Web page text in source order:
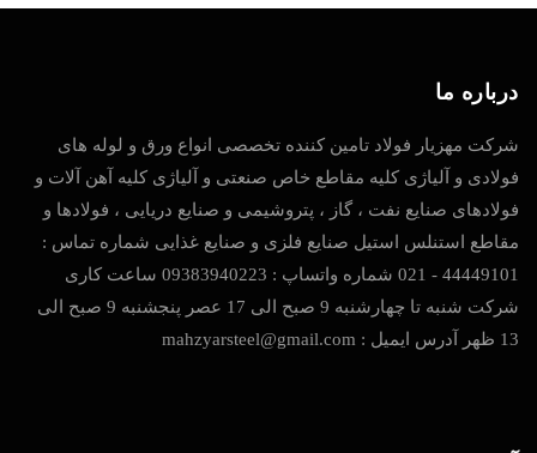
درباره ما
شرکت مهزیار فولاد تامین کننده تخصصی انواع ورق و لوله های
فولادی و آلیاژی کلیه مقاطع خاص صنعتی و آلیاژی کلیه آهن آلات و
فولادهای صنایع نفت ، گاز ، پتروشیمی و صنایع دریایی ، فولادها و
مقاطع استنلس استیل صنایع فلزی و صنایع غذایی شماره تماس :
44449101 - 021 شماره واتساپ : 09383940223 ساعت کاری
شرکت شنبه تا چهارشنبه 9 صبح الی 17 عصر پنجشنبه 9 صبح الی
13 ظهر آدرس ایمیل : mahzyarsteel@gmail.com